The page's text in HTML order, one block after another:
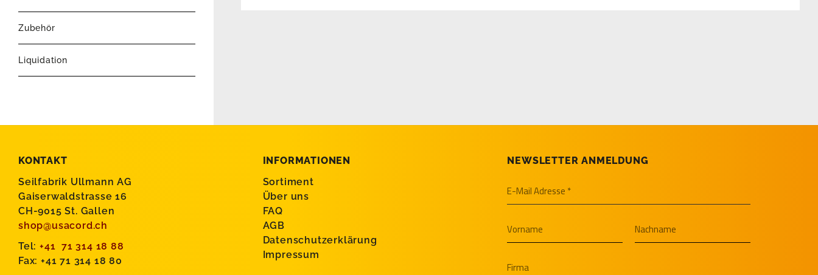
Zubehör
Liquidation
KONTAKT
Seilfabrik Ullmann AG
Gaiserwaldstrasse 16
CH-9015 St. Gallen
shop@usacord.ch
Tel: +41 71 314 18 88
Fax: +41 71 314 18 80
INFORMATIONEN
Sortiment
Über uns
FAQ
AGB
Datenschutzerklärung
Impressum
NEWSLETTER ANMELDUNG